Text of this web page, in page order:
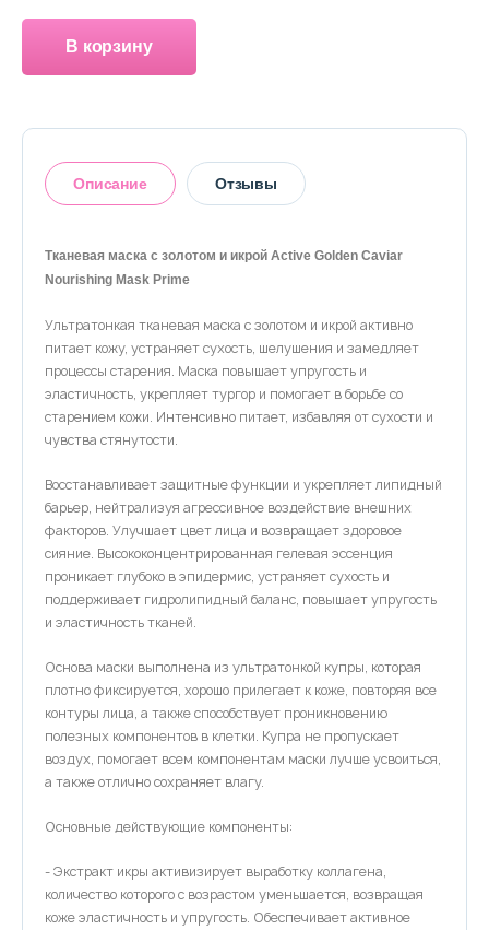
В корзину
Описание Отзывы
Tканевая маска с золотом и икрой Active Golden Caviar
Nourishing Mask Prime
Ультратонкая тканевая маска с золотом и икрой активно
питает кожу, устраняет сухость, шелушения и замедляет
процессы старения. Маска повышает упругость и
эластичность, укрепляет тургор и помогает в борьбе со
старением кожи. Интенсивно питает, избавляя от сухости и
чувства стянутости.
Восстанавливает защитные функции и укрепляет липидный
барьер, нейтрализуя агрессивное воздействие внешних
факторов. Улучшает цвет лица и возвращает здоровое
сияние. Высококонцентрированная гелевая эссенция
проникает глубоко в эпидермис, устраняет сухость и
поддерживает гидролипидный баланс, повышает упругость
и эластичность тканей.
Основа маски выполнена из ультратонкой купры, которая
плотно фиксируется, хорошо прилегает к коже, повторяя все
контуры лица, а также способствует проникновению
полезных компонентов в клетки. Купра не пропускает
воздух, помогает всем компонентам маски лучше усвоиться,
а также отлично сохраняет влагу.
Основные действующие компоненты:
- Экстракт икры активизирует выработку коллагена,
количество которого с возрастом уменьшается, возвращая
коже эластичность и упругость. Обеспечивает активное